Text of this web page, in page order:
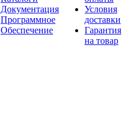
Документация
Программное
Обеспечение
Условия
доставки
Гарантия
на товар